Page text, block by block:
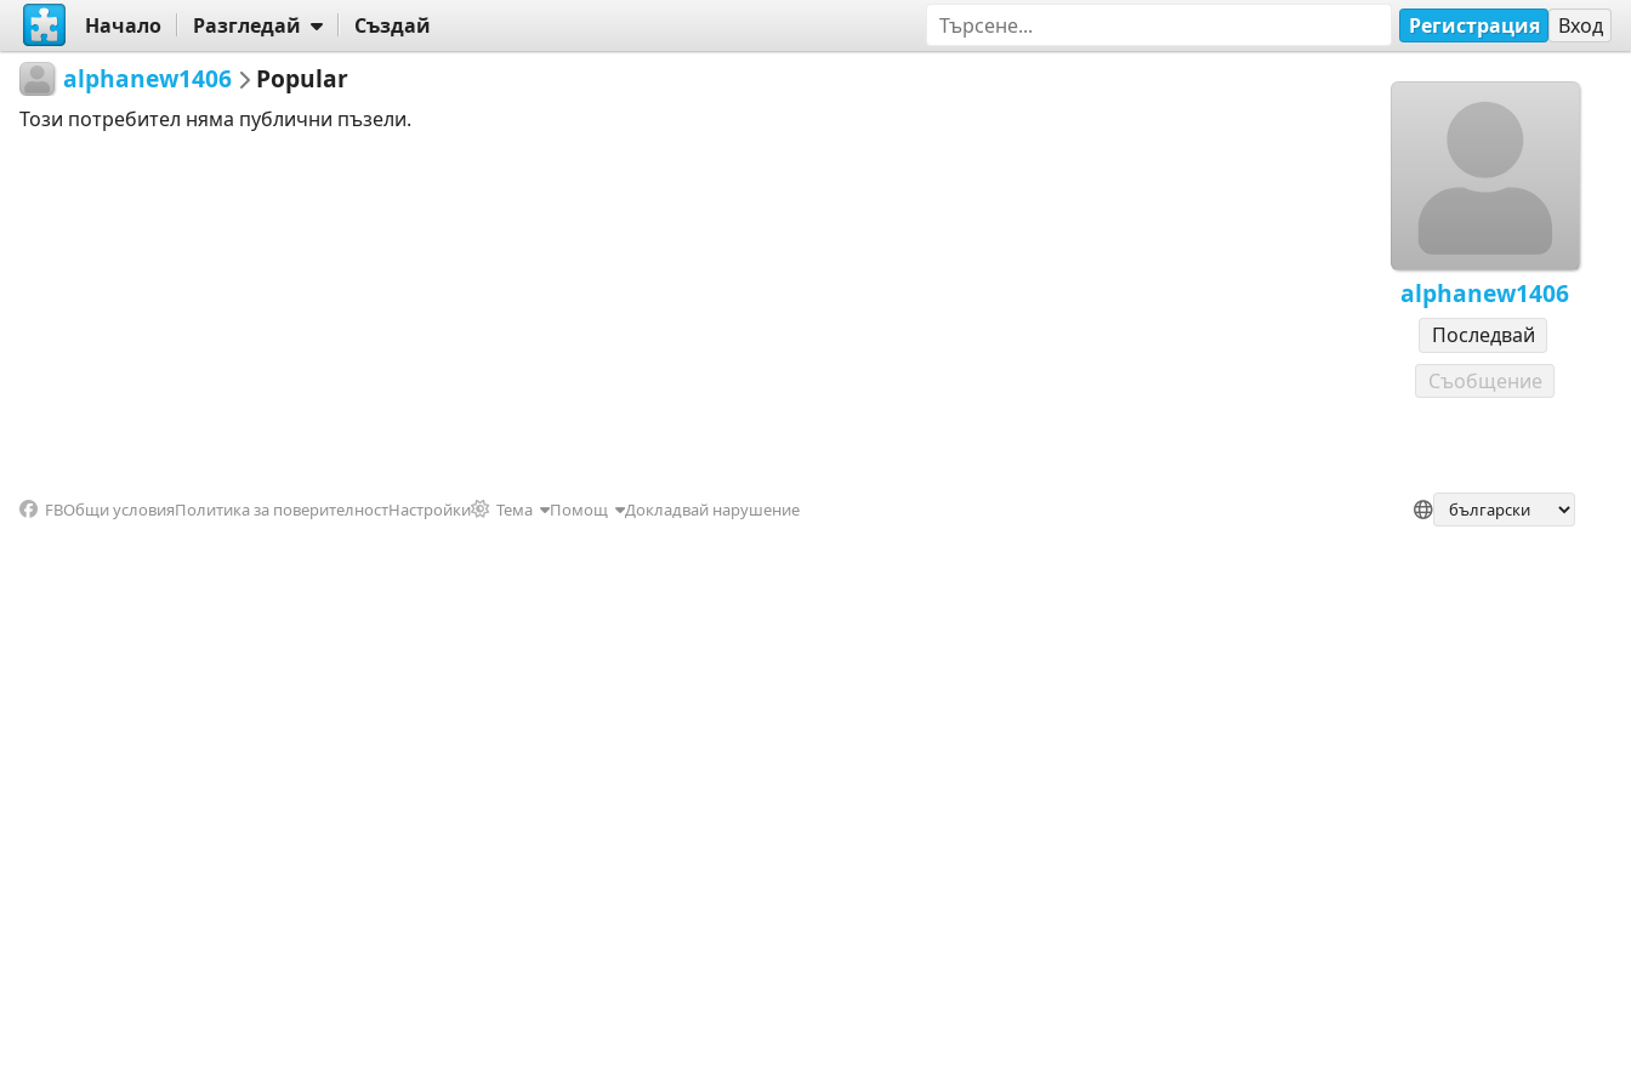
Начало Разгледай Създай Регистрация Вход
alphanew1406
Последвай
Съобщение
alphanew1406 Popular
Този потребител няма публични пъзели.
FBОбщи условияПолитика за поверителностНастройки Тема Помощ Докладвай нарушение